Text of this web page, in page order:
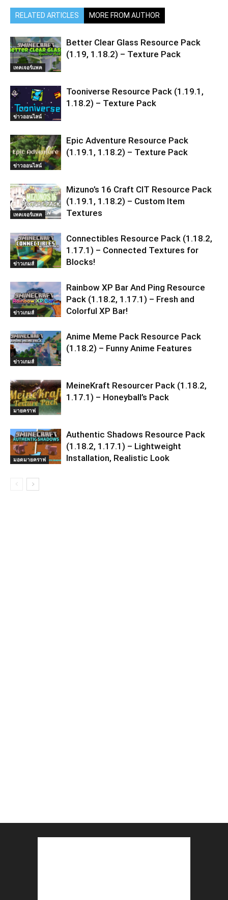
RELATED ARTICLES MORE FROM AUTHOR
เทคเจอร์แพค
Better Clear Glass Resource Pack
(1.19, 1.18.2) – Texture Pack
ข่าวออนไลน์
Tooniverse Resource Pack (1.19.1,
1.18.2) – Texture Pack
ข่าวออนไลน์
Epic Adventure Resource Pack
(1.19.1, 1.18.2) – Texture Pack
เทคเจอร์แพค
Mizuno’s 16 Craft CIT Resource Pack
(1.19.1, 1.18.2) – Custom Item
Textures
ข่าวเกมส์
Connectibles Resource Pack (1.18.2,
1.17.1) – Connected Textures for
Blocks!
ข่าวเกมส์
Rainbow XP Bar And Ping Resource
Pack (1.18.2, 1.17.1) – Fresh and
Colorful XP Bar!
ข่าวเกมส์
Anime Meme Pack Resource Pack
(1.18.2) – Funny Anime Features
มายคราฟ
MeineKraft Resourcer Pack (1.18.2,
1.17.1) – Honeyball’s Pack
มอดมายคราฟ
Authentic Shadows Resource Pack
(1.18.2, 1.17.1) – Lightweight
Installation, Realistic Look